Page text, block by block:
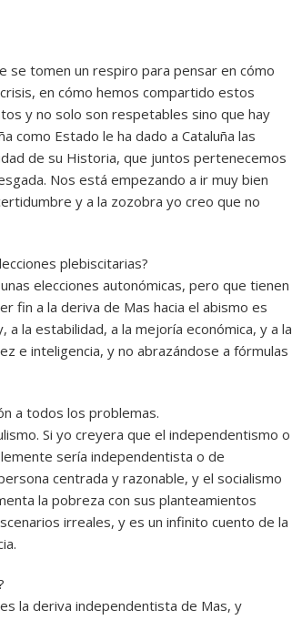
tomen un respiro para pensar en cómo
en cómo hemos compartido estos
y no solo son respetables sino que hay
como Estado le ha dado a Cataluña las
de su Historia, que juntos pertenecemos
Nos está empezando a ir muy bien
y a la zozobra yo creo que no
plebiscitarias?
elecciones autonómicas, pero que tienen
fin a la deriva de Mas hacia el abismo es
la estabilidad, a la mejoría económica, y a la
e inteligencia, y no abrazándose a fórmulas
a todos los problemas.
Si yo creyera que el independentismo o
sería independentista o de
centrada y razonable, y el socialismo
la pobreza con sus planteamientos
irreales, y es un infinito cuento de la
la deriva independentista de Mas, y